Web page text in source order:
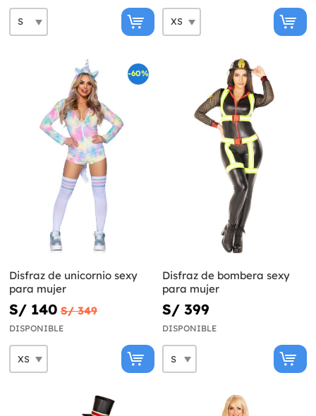
-60%
Disfraz de unicornio sexy
para mujer
S/ 140 S/ 349
DISPONIBLE
Disfraz de bombera sexy
para mujer
S/ 399
DISPONIBLE